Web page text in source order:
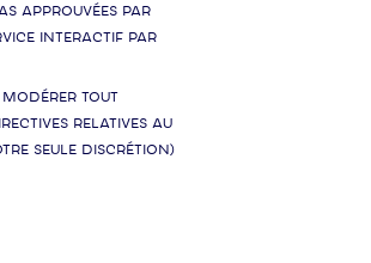
approuvées par
interactif par
modérer tout
relatives au
seule discrétion)